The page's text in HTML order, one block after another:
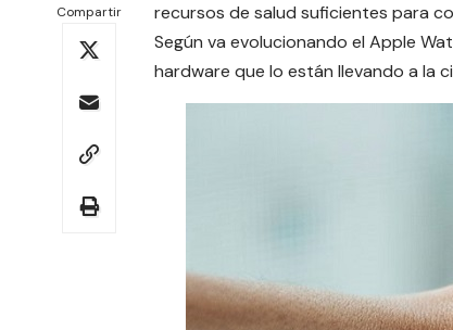
Compartir
recursos de salud suficientes para
Según va evolucionando el Apple
hardware que lo están llevando a la